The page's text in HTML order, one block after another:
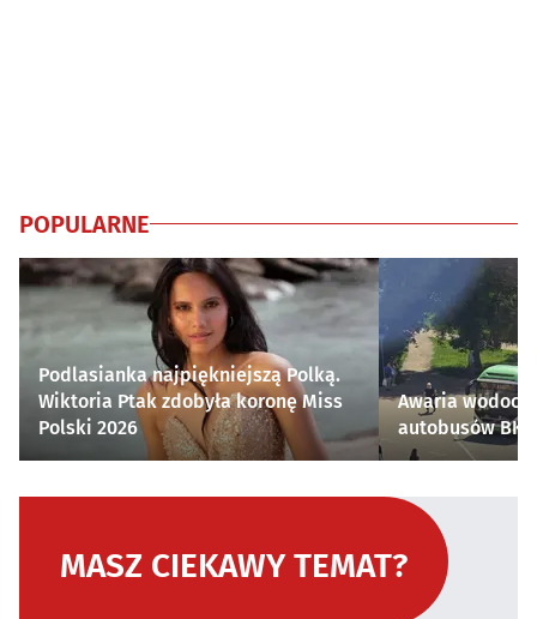
POPULARNE
Podlasianka najpiękniejszą Polką.
Wiktoria Ptak zdobyła koronę Miss
Polski 2026
Awaria
autobusów
MASZ CIEKAWY TEMAT?